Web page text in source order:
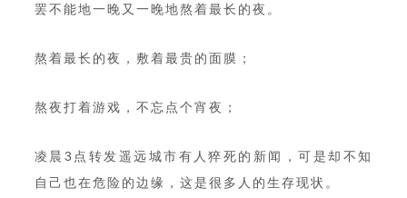
罢不能地一晚又一晚地熬着最长的夜。
熬着最长的夜，敷着最贵的面膜；
熬夜打着游戏，不忘点个宵夜；
凌晨3点转发遥远城市有人猝死的新闻，可是却不知
自己也在危险的边缘，这是很多人的生存现状。